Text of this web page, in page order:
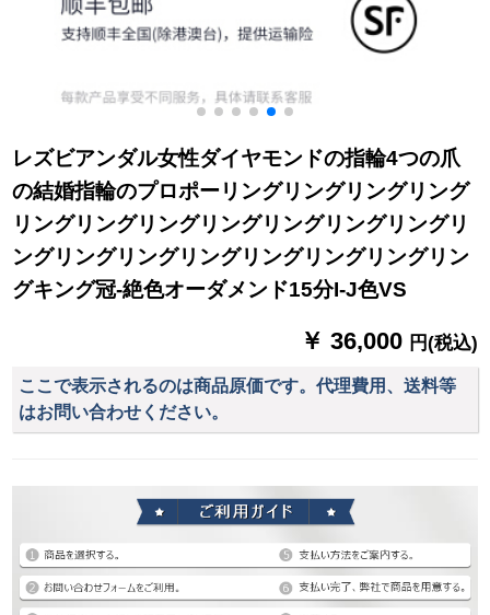
レズビアンダル女性ダイヤモンドの指輪4つの爪
の結婚指輪のプロポーリングリングリングリング
リングリングリングリングリングリングリングリ
ングリングリングリングリングリングリングリン
グキング冠-絶色オーダメンド15分I-J色VS
￥ 36,000 円(税込)
ここで表示されるのは商品原価です。代理費用、送料等
はお問い合わせください。